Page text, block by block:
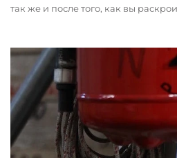
так же и после того, как вы